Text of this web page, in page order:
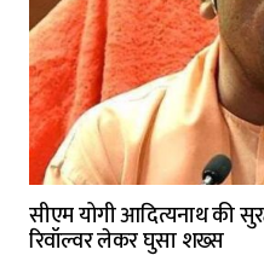
सीएम योगी आदित्यनाथ की
रिवॉल्वर लेकर घुसा शख्स